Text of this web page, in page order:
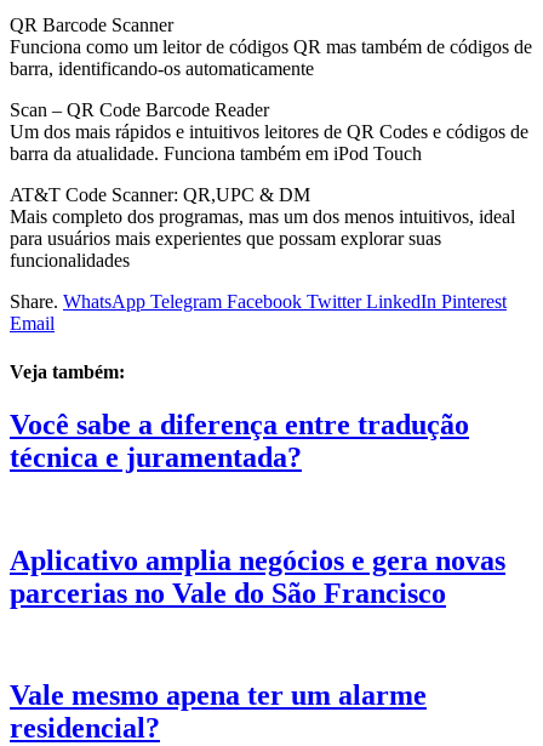
QR Barcode Scanner
Funciona como um leitor de códigos QR mas também de códigos de
barra, identificando-os automaticamente
Scan – QR Code Barcode Reader
Um dos mais rápidos e intuitivos leitores de QR Codes e códigos de
barra da atualidade. Funciona também em iPod Touch
AT&T Code Scanner: QR,UPC & DM
Mais completo dos programas, mas um dos menos intuitivos, ideal
para usuários mais experientes que possam explorar suas
funcionalidades
Share. WhatsApp Telegram Facebook Twitter LinkedIn Pinterest
Email
Veja também:
Você sabe a diferença entre tradução
técnica e juramentada?
Aplicativo amplia negócios e gera novas
parcerias no Vale do São Francisco
Vale mesmo apena ter um alarme
residencial?